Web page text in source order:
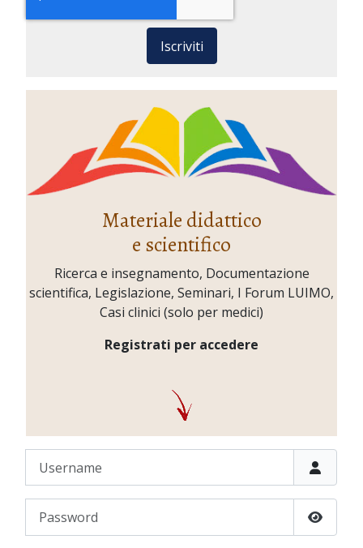
Iscriviti
Materiale didattico
e scientifico
Ricerca e insegnamento, Documentazione
scientifica, Legislazione, Seminari, I Forum LUIMO,
Casi clinici (solo per medici)
Registrati per accedere
Password
Show